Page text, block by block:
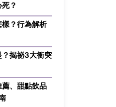
？
？行為解析
？揭祕3大衝突
、甜點飲品